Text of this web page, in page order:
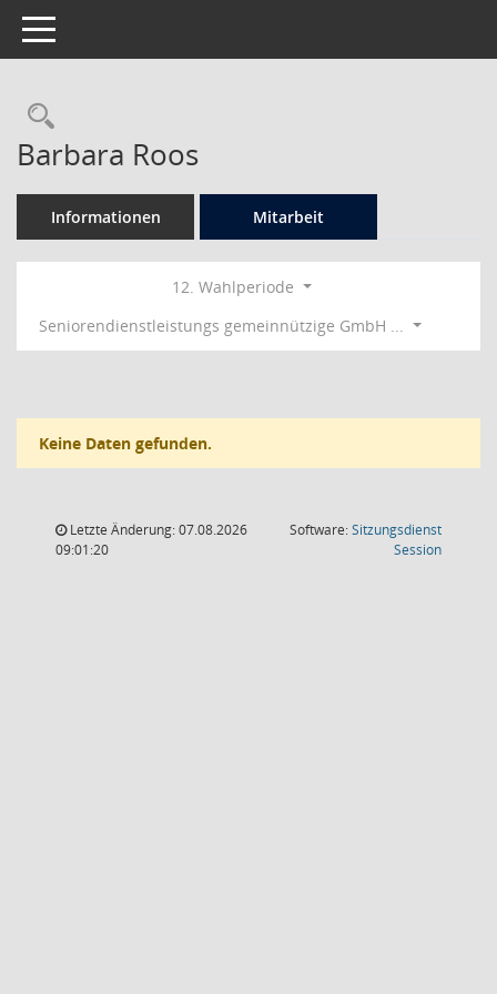
Toggle navigation
Rechercheauswahl
Barbara Roos
Informationen Mitarbeit
12. Wahlperiode
Seniorendienstleistungs gemeinnützige GmbH ...
Keine Daten gefunden.
Letzte Änderung: 07.08.2026
09:01:20
Software:Sitzungsdienst
Session(Wird in